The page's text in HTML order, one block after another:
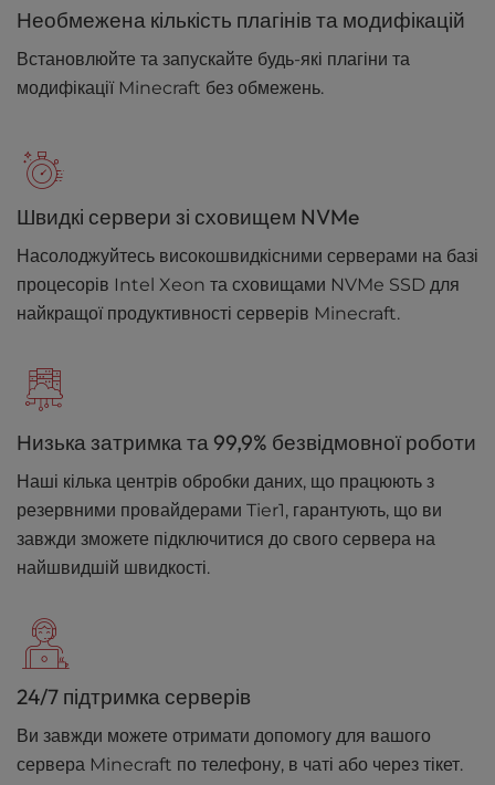
Необмежена кількість плагінів та модифікацій
Встановлюйте та запускайте будь-які плагіни та
модифікації Minecraft без обмежень.
Швидкі сервери зі сховищем NVMe
Насолоджуйтесь високошвидкісними серверами на базі
процесорів Intel Xeon та сховищами NVMe SSD для
найкращої продуктивності серверів Minecraft.
Низька затримка та 99,9% безвідмовної роботи
Наші кілька центрів обробки даних, що працюють з
резервними провайдерами Tier1, гарантують, що ви
завжди зможете підключитися до свого сервера на
найшвидшій швидкості.
24/7 підтримка серверів
Ви завжди можете отримати допомогу для вашого
сервера Minecraft по телефону, в чаті або через тікет.